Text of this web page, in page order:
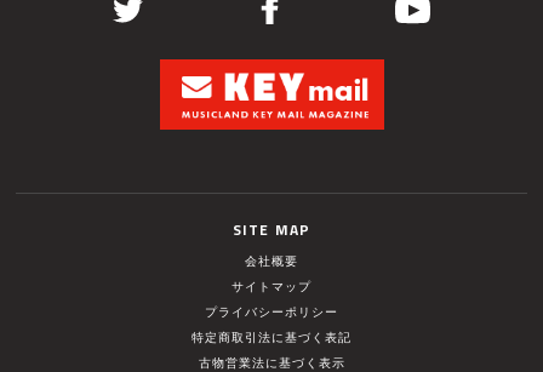
SITE MAP
会社概要
サイトマップ
プライバシーポリシー
特定商取引法に基づく表記
古物営業法に基づく表示